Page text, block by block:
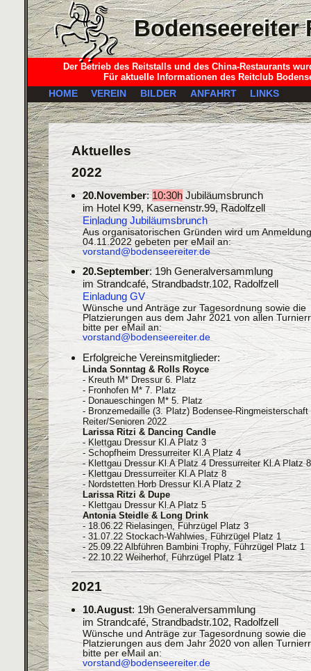
Bodenseereiter
Bodenseereiter
Der Betrieb des Reitstalls und des China-Restaurants
Für aktuelle Informationen des Reitclub
HOME VEREIN BILDER ANFAHRT LINKS
Aktuelles
2022
20.November:10:30hJubiläumsbrunch
im Hotel K99, Kasernenstr.99, Radolfzell
Einladung Jubiläumsbrunch
Aus organisatorischen Gründen wird um
04.11.2022 gebeten per eMail an:
vorstand@bodenseereiter.de
20.September: 19h Generalversammlung
im Strandcafé, Strandbadstr.102, Radolfzell
Einladung GV
Wünsche und Anträge zur Tagesordnung sowie die
Platzierungen aus dem Jahr 2021 von allen
bitte per eMail an:
vorstand@bodenseereiter.de
Erfolgreiche Vereinsmitglieder:
Linda Sonntag & Rolls Royce
- Kreuth M* Dressur 6. Platz
- Fronhofen M* 7. Platz
- Donaueschingen M* 5. Platz
- Bronzemedaille (3. Platz) Bodensee-Ringmeisterschaft
Reiter/Senioren 2022
Larissa Ritzi & Dancing Candle
- Klettgau Dressur Kl.A Platz 3
- Schopfheim Dressurreiter Kl.A Platz 4
- Klettgau Dressur Kl.A Platz 4 Dressurreiter Kl.A Platz 8
- Klettgau Dressurreiter Kl.A Platz 8
- Nordstetten Horb Dressur Kl.A Platz 2
Larissa Ritzi & Dupe
- Klettgau Dressur Kl.A Platz 5
Antonia Steidle & Long Drink
- 18.06.22 Rielasingen, Führzügel Platz 3
- 31.07.22 Stockach-Wahlwies, Führzügel Platz 1
- 25.09.22 Albführen Bambini Trophy, Führzügel Platz 1
- 22.10.22 Weiherhof, Führzügel Platz 1
2021
10.August: 19h Generalversammlung
im Strandcafé, Strandbadstr.102, Radolfzell
Wünsche und Anträge zur Tagesordnung sowie die
Platzierungen aus dem Jahr 2020 von allen
bitte per eMail an:
vorstand@bodenseereiter.de